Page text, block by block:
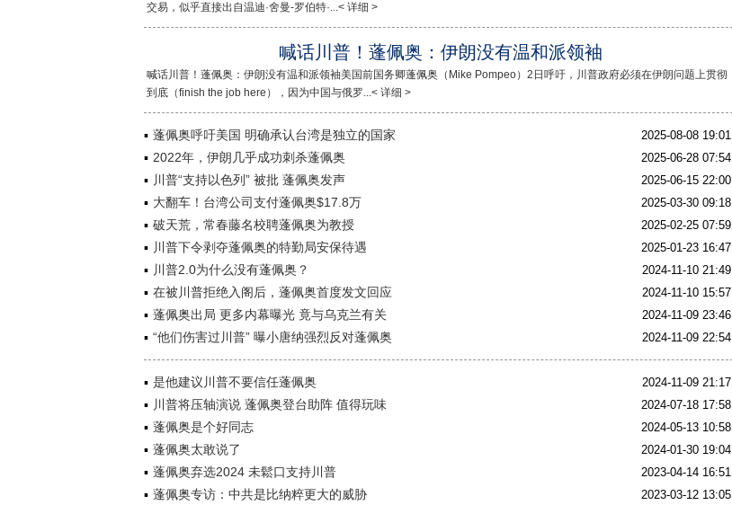
交易，似乎直接出自温迪·舍曼-罗伯特·...< 详细 >
喊话川普！蓬佩奥：伊朗没有温和派领袖
喊话川普！蓬佩奥：伊朗没有温和派领袖美国前国务卿蓬佩奥（Mike Pompeo）2日呼吁，川普政府必须在伊朗问题上贯彻
到底（finish the job here），因为中国与俄罗...< 详细 >
蓬佩奥呼吁美国 明确承认台湾是独立的国家 2025-08-08 19:01
2022年，伊朗几乎成功刺杀蓬佩奥 2025-06-28 07:54
川普“支持以色列” 被批 蓬佩奥发声 2025-06-15 22:00
大翻车！台湾公司支付蓬佩奥$17.8万 2025-03-30 09:18
破天荒，常春藤名校聘蓬佩奥为教授 2025-02-25 07:59
川普下令剥夺蓬佩奥的特勤局安保待遇 2025-01-23 16:47
川普2.0为什么没有蓬佩奥？ 2024-11-10 21:49
在被川普拒绝入阁后，蓬佩奥首度发文回应 2024-11-10 15:57
蓬佩奥出局 更多内幕曝光 竟与乌克兰有关 2024-11-09 23:46
“他们伤害过川普” 曝小唐纳强烈反对蓬佩奥 2024-11-09 22:54
是他建议川普不要信任蓬佩奥 2024-11-09 21:17
川普将压轴演说 蓬佩奥登台助阵 值得玩味 2024-07-18 17:58
蓬佩奥是个好同志 2024-05-13 10:58
蓬佩奥太敢说了 2024-01-30 19:04
蓬佩奥弃选2024 未鬆口支持川普 2023-04-14 16:51
蓬佩奥专访：中共是比纳粹更大的威胁 2023-03-12 13:05